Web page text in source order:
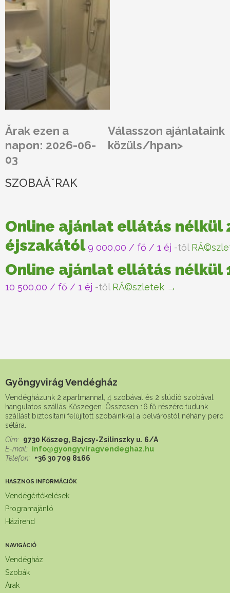
Ărak ezen a
napon: 2026-06-
03
Válasszon ajánlataink
közüls/hpan>
SZOBAĂˇRAK
Online ajánlat ellátás nélkül
éjszakától 9 000,00 / fő / 1 éj -től
Online ajánlat ellátás nélkül
10 500,00 / fő / 1 éj -től RĂ©szletek →
Gyöngyvirág Vendégház
Vendégházunk 2 apartmannal, 4 szobával és 2 stúdió szobával
hangulatos szállás Kőszegen. Összesen 16 fő részére tudunk
szállást biztosítani felújított szobáinkkal a belvárostól néhány perc
sétára.
Cím:
9730 Kőszeg, Bajcsy-Zsilinszky u. 6/A
E-mail:
info@gyongyviragvendeghaz.hu
Telefon:
+36 30 709 8166
HASZNOS INFORMÁCIÓK
Vendégértékelések
Programajánló
Házirend
NAVIGÁCIÓ
Vendégház
Szobák
Árak